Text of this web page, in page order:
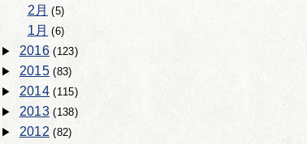
2月 (5)
1月 (6)
2016(123)
2015(83)
2014(115)
2013(138)
2012(82)